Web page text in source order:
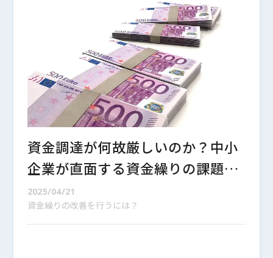
資金調達が何故厳しいのか？中小
企業が直面する資金繰りの課題を
徹底解説
2025/04/21
資金繰りの改善を行うには？